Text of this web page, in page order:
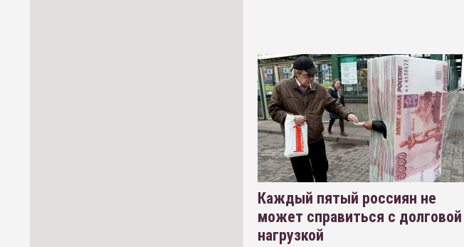
Каждый пятый россиян не
может справиться с долговой
нагрузкой